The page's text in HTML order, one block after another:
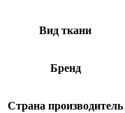
Вид ткани
Бренд
Страна производитель